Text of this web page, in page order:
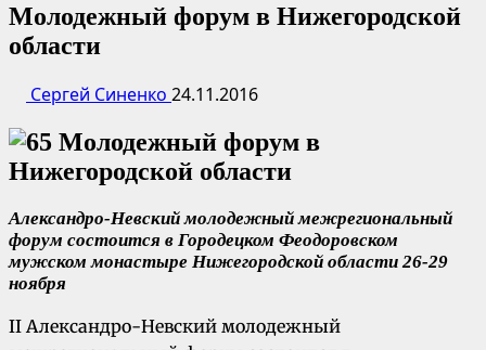
Молодежный форум в Нижегородской
области
Сергей Синенко 24.11.2016
Александро-Невский молодежный межрегиональный
форум состоится в Городецком Феодоровском
мужском монастыре Нижегородской области 26-29
ноября
II Александро-Невский молодежный